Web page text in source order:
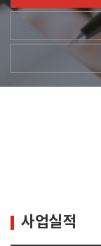
사업실적